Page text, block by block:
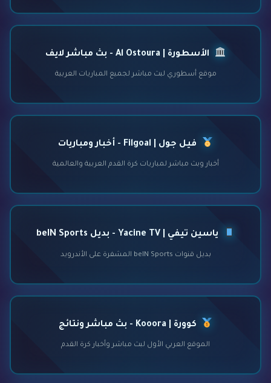
الأسطورة | Al Ostoura - بث مباشر لايف
موقع أسطوري لبث مباشر لجميع المباريات العربية
فيل جول | Filgoal - أخبار ومباريات
أخبار وبث مباشر لمباريات كرة القدم العربية والعالمية
ياسين تيفي | Yacine TV - بديل beIN Sports
بديل قنوات beIN Sports المشفرة على الأندرويد
كوورة | Kooora - بث مباشر ونتائج
الموقع العربي الأول لبث مباشر وأخبار كرة القدم